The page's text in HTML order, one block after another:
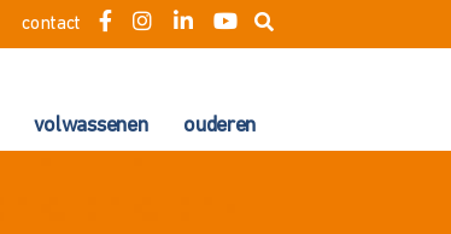
contact
volwassenen ouderen